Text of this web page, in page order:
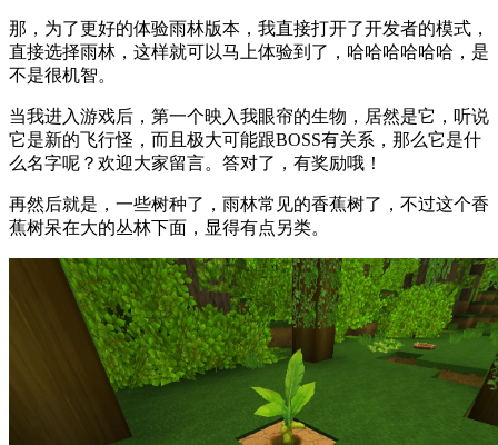
那，为了更好的体验雨林版本，我直接打开了开发者的模式，
直接选择雨林，这样就可以马上体验到了，哈哈哈哈哈哈，是
不是很机智。
当我进入游戏后，第一个映入我眼帘的生物，居然是它，听说
它是新的飞行怪，而且极大可能跟BOSS有关系，那么它是什
么名字呢？欢迎大家留言。答对了，有奖励哦！
再然后就是，一些树种了，雨林常见的香蕉树了，不过这个香
蕉树呆在大的丛林下面，显得有点另类。